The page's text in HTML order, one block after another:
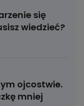
się
wiedzieć?
ojcostwie.
mniej